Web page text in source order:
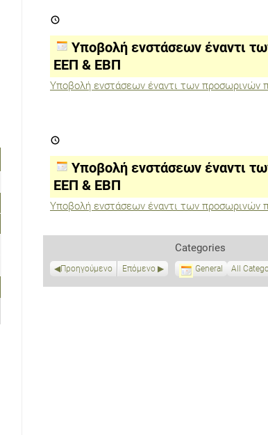
ενστάσεων
των
προσωρινών
πινάκων
αιτήσεων
μετάθεσης
ΕΕΠ
Υποβολή ενστάσεων έναντι
ΕΕΠ & ΕΒΠ
Υποβολή ενστάσεων έναντι των
ενστάσεων
των
προσωρινών
πινάκων
αιτήσεων
μετάθεσης
ΕΕΠ
ΕΒΠ
Υποβολή ενστάσεων έναντι
ΕΕΠ & ΕΒΠ
Υποβολή ενστάσεων έναντι των
Προηγούμενο Επόμενο
Categories
General All